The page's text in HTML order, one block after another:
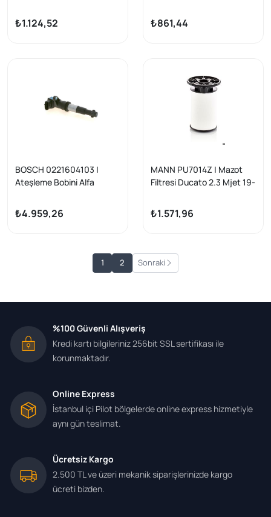
Insignia A 1.9-2.0
₺1.124,52
0/Ducato 1.6-2.0 JTD 08-
14
₺861,44
BOSCH 0221604103 |
Ateşleme Bobini Alfa
159 1.9 JTS, GT 2.0 JTS
₺4.959,26
MANN PU7014Z | Mazot
Filtresi Ducato 2.3 Mjet 19-
₺1.571,96
1 2 Sonraki
%100 Güvenli Alışveriş
Kredi kartı bilgileriniz 256bit SSL sertifikası ile
korunmaktadır.
Online Express
İstanbul içi Pilot bölgelerde online express hizmetiyle
aynı gün teslimat.
Ücretsiz Kargo
2.500 TL ve üzeri mekanik siparişlerinizde kargo
ücreti bizden.